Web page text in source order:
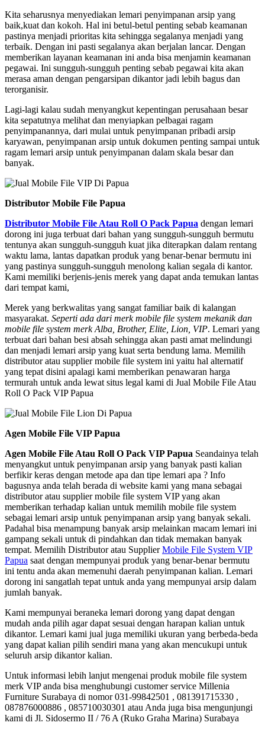
Kita seharusnya menyediakan lemari penyimpanan arsip yang
baik,kuat dan kokoh. Hal ini betul-betul penting sebab keamanan
pastinya menjadi prioritas kita sehingga segalanya menjadi yang
terbaik. Dengan ini pasti segalanya akan berjalan lancar. Dengan
memberikan layanan keamanan ini anda bisa menjamin keamanan
pegawai. Ini sungguh-sungguh penting sebab pegawai kita akan
merasa aman dengan pengarsipan dikantor jadi lebih bagus dan
terorganisir.
Lagi-lagi kalau sudah menyangkut kepentingan perusahaan besar
kita sepatutnya melihat dan menyiapkan pelbagai ragam
penyimpanannya, dari mulai untuk penyimpanan pribadi arsip
karyawan, penyimpanan arsip untuk dokumen penting sampai untuk
ragam lemari arsip untuk penyimpanan dalam skala besar dan
banyak.
Distributor Mobile File Papua
Distributor Mobile File Atau Roll O Pack Papua dengan lemari
dorong ini juga terbuat dari bahan yang sungguh-sungguh bermutu
tentunya akan sungguh-sungguh kuat jika diterapkan dalam rentang
waktu lama, lantas dapatkan produk yang benar-benar bermutu ini
yang pastinya sungguh-sungguh menolong kalian segala di kantor.
Kami memiliki berjenis-jenis merek yang dapat anda temukan lantas
dari tempat kami,
Merek yang berkwalitas yang sangat familiar baik di kalangan
masyarakat. Seperti ada dari merk mobile file system mekanik dan
mobile file system merk Alba, Brother, Elite, Lion, VIP. Lemari yang
terbuat dari bahan besi absah sehingga akan pasti amat melindungi
dan menjadi lemari arsip yang kuat serta bendung lama. Memilih
distributor atau supplier mobile file system ini yaitu hal alternatif
yang tepat disini apalagi kami memberikan penawaran harga
termurah untuk anda lewat situs legal kami di Jual Mobile File Atau
Roll O Pack VIP Papua
Agen Mobile File VIP Papua
Agen Mobile File Atau Roll O Pack VIP Papua Seandainya telah
menyangkut untuk penyimpanan arsip yang banyak pasti kalian
berfikir keras dengan metode apa dan tipe lemari apa ? Info
bagusnya anda telah berada di website kami yang mana sebagai
distributor atau supplier mobile file system VIP yang akan
memberikan terhadap kalian untuk memilih mobile file system
sebagai lemari arsip untuk penyimpanan arsip yang banyak sekali.
Padahal bisa menampung banyak arsip melainkan macam lemari ini
gampang sekali untuk di pindahkan dan tidak memakan banyak
tempat. Memilih Distributor atau SupplierMobile File System VIP
Papua saat dengan mempunyai produk yang benar-benar bermutu
ini tentu anda akan memenuhi daerah penyimpanan kalian. Lemari
dorong ini sangatlah tepat untuk anda yang mempunyai arsip dalam
jumlah banyak.
Kami mempunyai beraneka lemari dorong yang dapat dengan
mudah anda pilih agar dapat sesuai dengan harapan kalian untuk
dikantor. Lemari kami jual juga memiliki ukuran yang berbeda-beda
yang dapat kalian pilih sendiri mana yang akan mencukupi untuk
seluruh arsip dikantor kalian.
Untuk informasi lebih lanjut mengenai produk mobile file system
merk VIP anda bisa menghubungi customer service Millenia
Furniture Surabaya di nomor 031-99842501 , 081391715330 ,
087876000886 , 085710030301 atau Anda juga bisa mengunjungi
kami di Jl. Sidosermo II / 76 A (Ruko Graha Marina) Surabaya